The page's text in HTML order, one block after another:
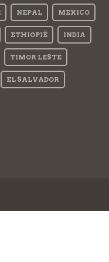
NEPAL MEXICO
ETHIOPIË INDIA
TIMOR LESTE
EL SALVADOR